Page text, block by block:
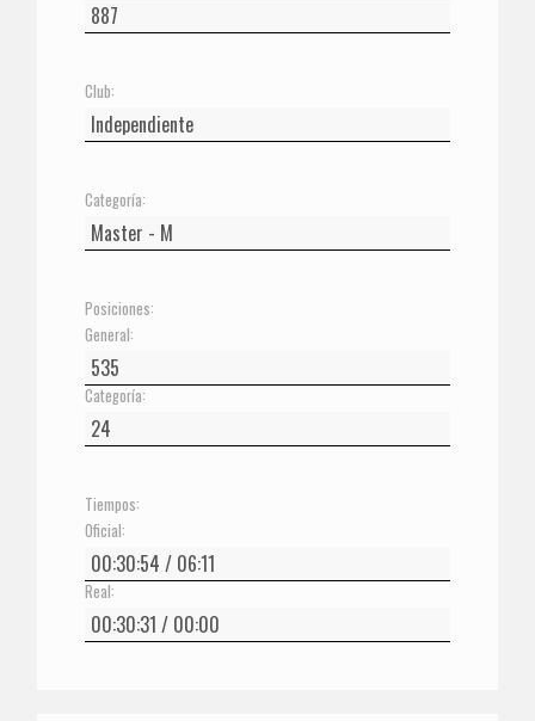
Club:
Categoría:
Posiciones:
General:
Categoría:
Tiempos:
Oficial:
Real: